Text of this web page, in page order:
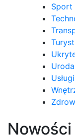
Sport
Uroda
Usługi
Nowości